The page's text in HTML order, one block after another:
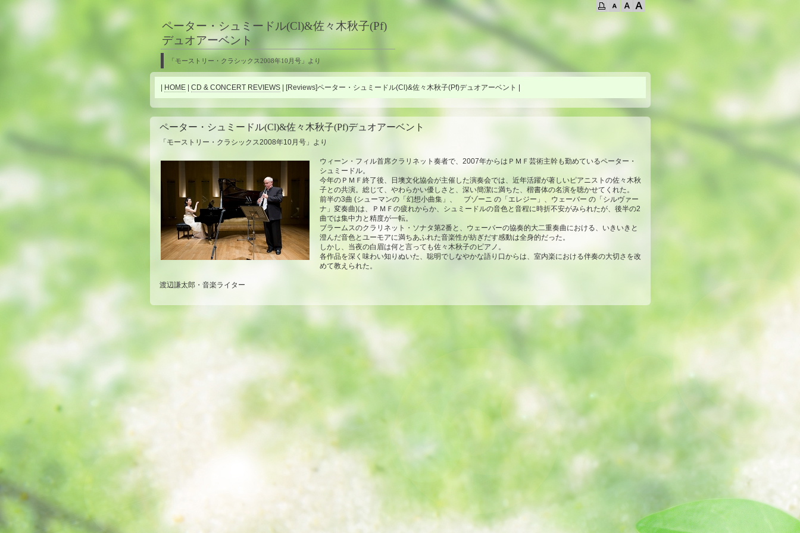
ペーター・シュミードル(Cl)&佐々木秋子(Pf)
デュオアーベント
「モーストリー・クラシックス2008年10月号」より
HOME| CD & CONCERT REVIEWS| [Reviews]ペーター・シュミードル(Cl)&佐々木秋子(Pf)デュオアーベント |
ペーター・シュミードル(Cl)&佐々木秋子(Pf)デュオアーベント
「モーストリー・クラシックス2008年10月号」より
ウィーン・フィル首席クラリネット奏者で、2007年からはＰＭＦ芸術主幹も勤めているペーター・
シュミードル。
今年のＰＭＦ終了後、日墺文化協会が主催した演奏会では、近年活躍が著しいピアニストの佐々木秋
子との共演。総じて、やわらかい優しさと、深い簡潔に満ちた、楷書体の名演を聴かせてくれた。
前半の3曲 (シューマンの「幻想小曲集」、 ブゾーニ の「エレジー」、ウェーバー の「シルヴァー
ナ」変奏曲)は、ＰＭＦの疲れからか、シュミードルの音色と音程に時折不安がみられたが、後半の2
曲では集中力と精度が一転。
ブラームスのクラリネット・ソナタ第2番と、ウェーバーの協奏的大二重奏曲における、いきいきと
澄んだ音色とユーモアに満ちあふれた音楽性が紡ぎだす感動は全身的だった。
しかし、当夜の白眉は何と言っても佐々木秋子のピアノ。
各作品を深く味わい知りぬいた、聡明でしなやかな語り口からは、室内楽における伴奏の大切さを改
めて教えられた。
渡辺謙太郎・音楽ライター